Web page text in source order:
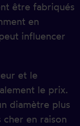
être fabriqués
en
influencer
et le
le prix.
diamètre plus
en raison